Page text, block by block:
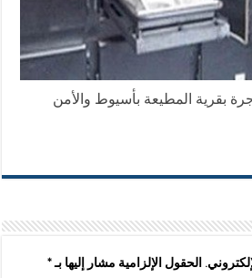
المطيعة بأسيوط والأمن
الحقول الإلزامية مشار إليها بـ*